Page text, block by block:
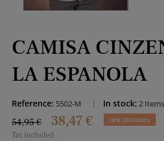
CAMISA
LA ESPANOLA
Reference: 5502-M In stock: 2 Items
54,95 € 38,47 € DESCUENTO 30%
Tax included